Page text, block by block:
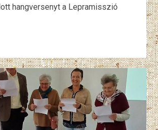
hangversenyt a Lepramisszió